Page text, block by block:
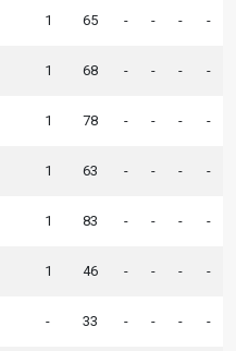
1 65 - - - -
1 68 - - - -
1 78 - - - -
1 63 - - - -
1 83 - - - -
1 46 - - - -
- 33 - - - -